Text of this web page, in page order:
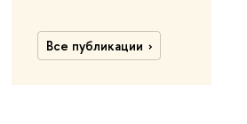
Все публикации